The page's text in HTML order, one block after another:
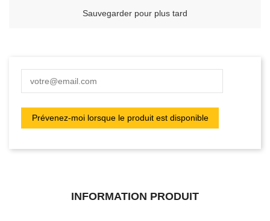
Sauvegarder pour plus tard
INFORMATION PRODUIT